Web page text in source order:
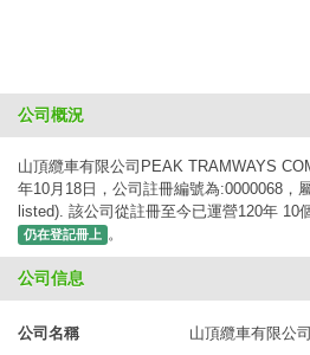
公司概況
山頂纜車有限公司PEAK TRAMWAYS
年10月18日，公司註冊編號為:0000068，
listed). 該公司從註冊至今已運營120年 10
仍在登記冊上 。
公司信息
公司名稱 山頂纜車有限公司